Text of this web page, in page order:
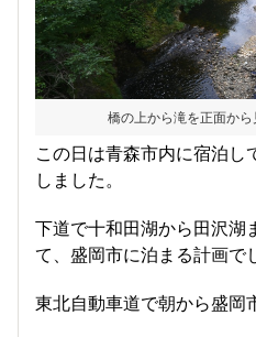
橋の上から滝を正面から
この日は青森市内に宿泊
しました。
下道で十和田湖から田沢湖
て、盛岡市に泊まる計画で
東北自動車道で朝から盛岡